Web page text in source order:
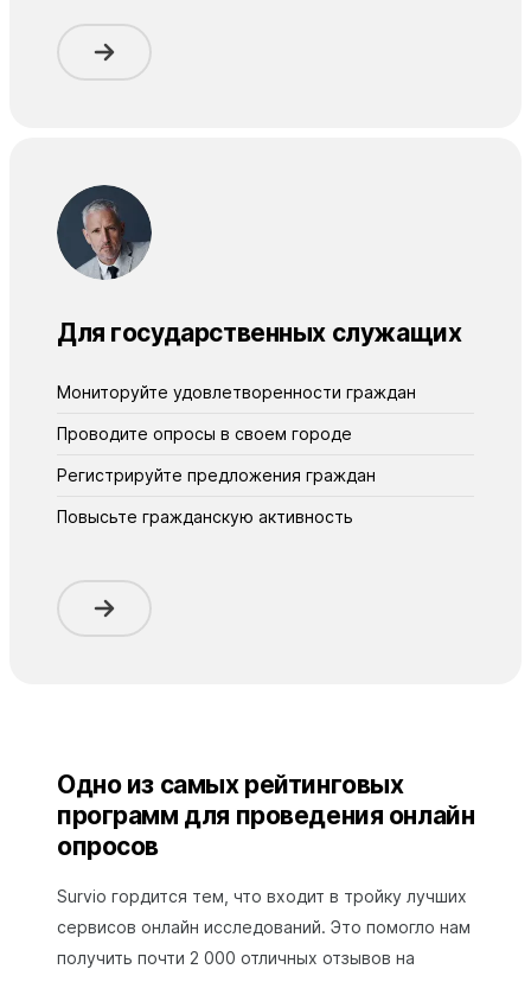
Для государственных служащих
Мониторуйте удовлетворенности граждан
Проводите опросы в своем городе
Регистрируйте предложения граждан
Повысьте гражданскую активность
Одно из самых рейтинговых
программ для проведения онлайн
опросов
Survio гордится тем, что входит в тройку лучших
сервисов онлайн исследований. Это помогло нам
получить почти 2 000 отличных отзывов на